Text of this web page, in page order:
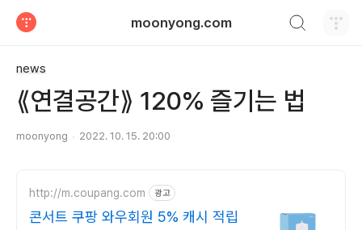
moonyong.com
news
⟪연결공간⟫ 120% 즐기는 법
moonyong 2022. 10. 15. 20:00
http://m.coupang.com 광고
콘서트 쿠팡 와우회원 5% 캐시 적립